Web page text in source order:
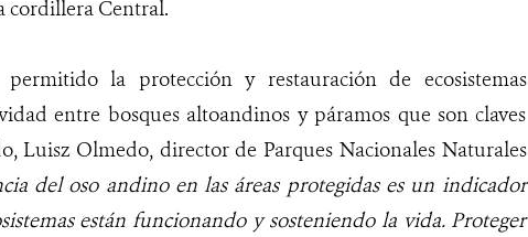
cordillera Central.
la protección y restauración de ecosistemas
entre bosques altoandinos y páramos que son claves
Luisz Olmedo, director de Parques Nacionales Naturales
del oso andino en las áreas protegidas es un indicador
están funcionando y sosteniendo la vida. Proteger